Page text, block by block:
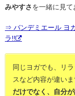
みやすさを一緒に見て
⇒ バンデミエール ヨ
ラ!!
同じヨガでも、リ
スなど内容が違い
だけでなく、自分